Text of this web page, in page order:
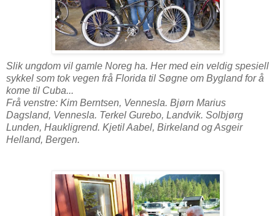
Slik ungdom vil gamle Noreg ha. Her med ein veldig spesiell
sykkel som tok vegen frå Florida til Søgne om Bygland for å
kome til Cuba...
Frå venstre: Kim Berntsen, Vennesla. Bjørn Marius
Dagsland, Vennesla. Terkel Gurebo, Landvik. Solbjørg
Lunden, Haukligrend. Kjetil Aabel, Birkeland og Asgeir
Helland, Bergen.